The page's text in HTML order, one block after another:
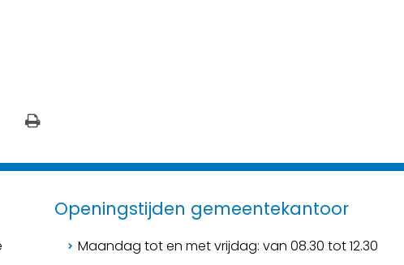
Openingstijden gemeentekantoor
Maandag tot en met vrijdag: van 08.30 tot 12.30